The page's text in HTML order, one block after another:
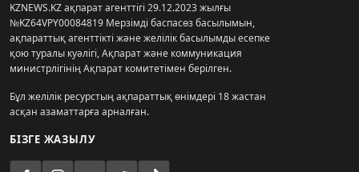
KZNEWS.KZ ақпарат агенттігі 29.12.2023 жылғы
№KZ64VPY00084819 Мерзімді баспасөз басылымын,
ақпараттық агенттікті және желілік басылымды есепке
қою туралы куәлігі, Ақпарат және коммуникация
министрлігінің Ақпарат комитетімен берілген.
Бұл желілік ресурстың ақпараттық өнімдері 18 жастан
асқан азаматтарға арналған.
БІЗГЕ ЖАЗЫЛУ